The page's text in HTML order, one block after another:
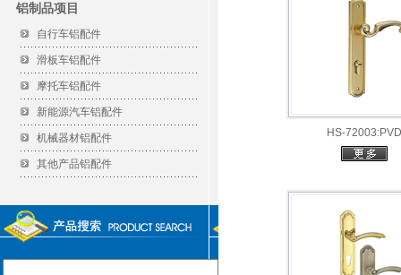
铝制品项目
自行车铝配件
滑板车铝配件
摩托车铝配件
新能源汽车铝配件
机械器材铝配件
其他产品铝配件
HS-72003:PVD